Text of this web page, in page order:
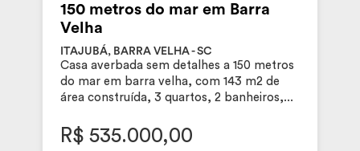
150 metros do mar em Barra
Velha
ITAJUBÁ, BARRA VELHA - SC
Casa averbada sem detalhes a 150 metros
do mar em barra velha, com 143 m2 de
área construída, 3 quartos, 2 banheiros,...
R$ 535.000,00